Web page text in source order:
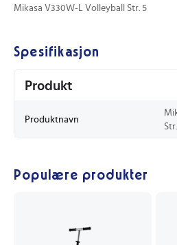
Mikasa V330W-L Volleyball Str. 5
Spesifikasjon
Produkt
Produktnavn
Populære produkter